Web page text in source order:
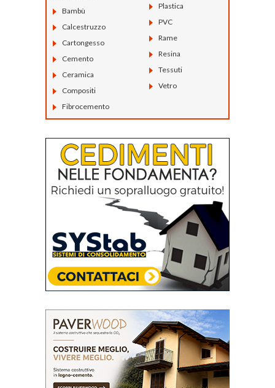
Bambù
Calcestruzzo
Cartongesso
Cemento
Ceramica
Compositi
Fibrocemento
Plastica
PVC
Rame
Resina
Tessuti
Vetro